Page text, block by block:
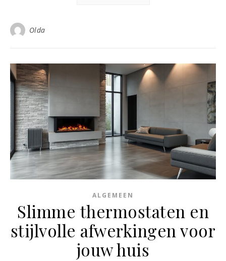
Olda
ALGEMEEN
Slimme thermostaten en
stijlvolle afwerkingen voor
jouw huis